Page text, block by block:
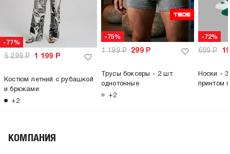
-77%
5 299Р 1 199 Р
Костюм летний с рубашкой
и брюками
+2
-75%
1 199Р 299Р
Трусы боксеры - 2 шт.
однотонные
+2
-72%
699Р
Носки - 3
принтом
КОМПАНИЯ